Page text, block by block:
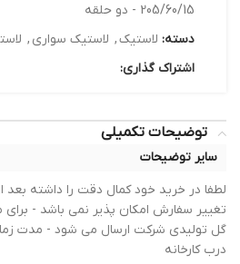
205/60/15 - دو حلقه
دسته: لاستیک, لاستیک سواری ,
اشتراک گذاری:
توضیحات تکمیلی
سایر توضیحات
لطفا در خرید خود کمال دقت را داشته بعد
تغییر سفارش امکان پذیر نمی باشد -
درب کارخانه